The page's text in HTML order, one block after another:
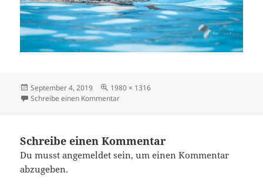
Veröffentlicht
am
September 4, 2019 Originalgröße
1980 × 1316
Schreibe einen Kommentarzu DSC0372-2
Schreibe einen Kommentar
Du musstangemeldet sein, um einen Kommentar
abzugeben.